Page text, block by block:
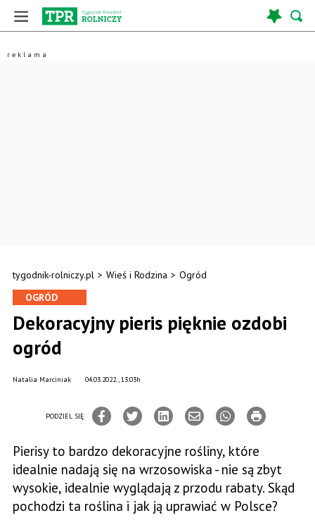
tygodnik-rolniczy.pl > Wieś i Rodzina > Ogród
OGRÓD
Dekoracyjny pieris pięknie ozdobi
ogród
04.03.2022., 13:03h
Natalia Marciniak
PODZIEL SIĘ
Pierisy to bardzo dekoracyjne rośliny, które
idealnie nadają się na wrzosowiska - nie są zbyt
wysokie, idealnie wyglądają z przodu rabaty. Skąd
pochodzi ta roślina i jak ją uprawiać w Polsce?